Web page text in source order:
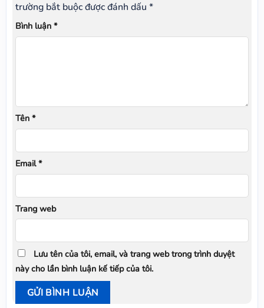
trường bắt buộc được đánh dấu *
Bình luận *
Tên *
Email*
Trang web
Lưu tên của tôi, email, và trang web trong trình duyệt
này cho lần bình luận kế tiếp của tôi.